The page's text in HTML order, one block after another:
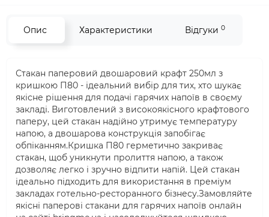
Опис Характеристики Відгуки 0
Стакан паперовий двошаровий крафт 250мл з
кришкою П80 - ідеальний вибір для тих, хто шукає
якісне рішення для подачі гарячих напоїв в своєму
закладі. Виготовлений з високоякісного крафтового
паперу, цей стакан надійно утримує температуру
напою, а двошарова конструкція запобігає
обпіканням.Кришка П80 герметично закриває
стакан, щоб уникнути пролиття напою, а також
дозволяє легко і зручно відпити напій. Цей стакан
ідеально підходить для використання в преміум
закладах готельно-ресторанного бізнесу.Замовляйте
якісні паперові стакани для гарячих напоїв онлайн